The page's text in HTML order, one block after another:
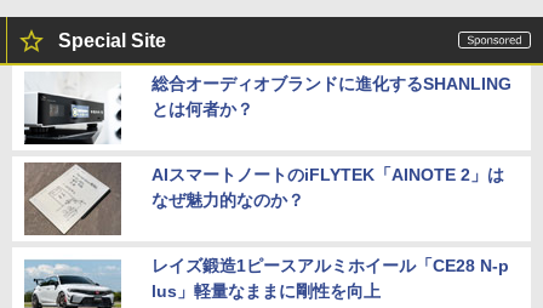
Special Site
総合オーディオブランドに進化するSHANLING
とは何者か？
AIスマートノートのiFLYTEK「AINOTE 2」は
なぜ魅力的なのか？
レイズ鍛造1ピースアルミホイール「CE28 N-p
lus」軽量なままに剛性を向上